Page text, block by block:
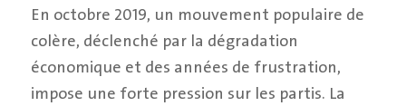
En octobre 2019, un mouvement populaire de
colère, déclenché par la dégradation
économique et des années de frustration,
impose une forte pression sur les partis. La